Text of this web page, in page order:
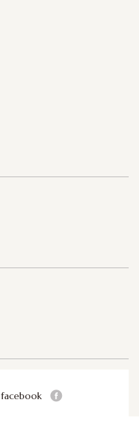
facebook